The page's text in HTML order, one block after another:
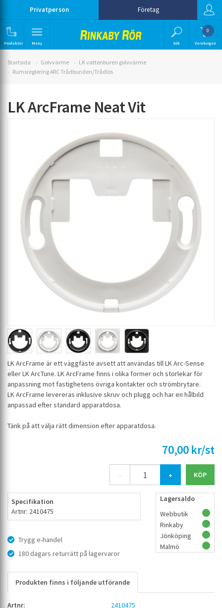
Privatperson Företag
Produkter Meny Sök
0
Varukorgen
Startsida Golvvärme
LK vattenburen golvvärme
Rumsreglering ARC Trådbunden/Trådlös
LK ArcFrame Neat Vit
LK ArcFrame är ett väggfäste avsett att användas till LK Arc-Sense
eller LK ArcTune. LK ArcFrame finns i olika former och storlekar för
anpassning mot fastighetens övriga kontakter och strömbrytare.
LK ArcFrame levereras inklusive skruv och plugg och har en hålbild
anpassad efter standard apparatdosa.
Tänk på att välja rätt dimension efter apparatdosa.
70,00 kr/st
- +
Specifikation
Artnr: 2410475
Trygg e-handel
180 dagars returrätt på lagervaror
Lagersaldo
Webbutik
Rinkaby
Jönköping
Malmö
Produkten finns i följande utförande
2410475